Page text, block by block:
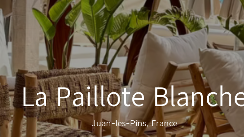
La Paillote
Juan-les-Pins, France